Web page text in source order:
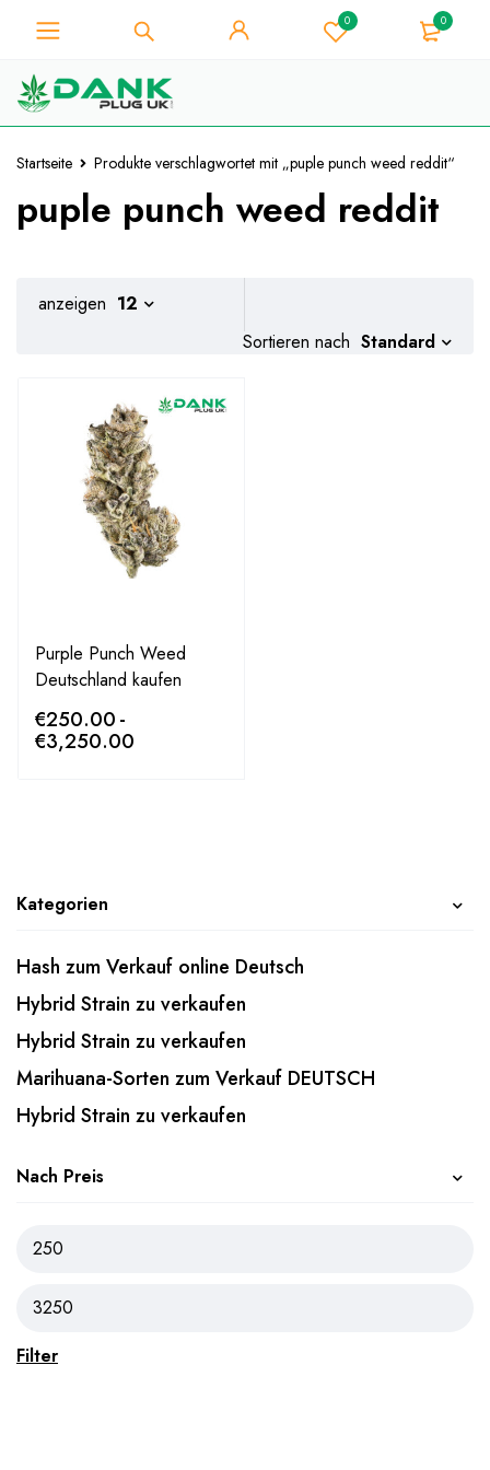
0 0
Startseite Produkte verschlagwortet mit „puple punch weed reddit“
puple punch weed reddit
Kategorien
Hash zum Verkauf online Deutsch
Hybrid Strain zu verkaufen
Hybrid Strain zu verkaufen
Marihuana-Sorten zum Verkauf DEUTSCH
Hybrid Strain zu verkaufen
Nach Preis
Filter
Sortieren nach Standard
anzeigen 12
Purple Punch Weed
Deutschland kaufen
€250.00-
€3,250.00
Für Weed-Liebhaber - Holen Sie
sich 10% Sofort-Rabatt auf jeden
"WELCOME10"